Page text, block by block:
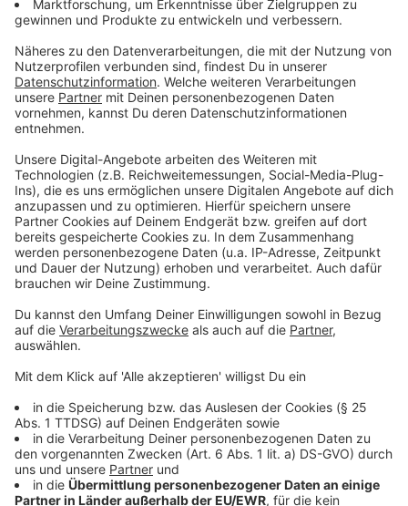
StädteRegion haben sich für Klimaschutz und
Braunkohle. Mit diesen Überzeugungen haben wir
demokratische Mehrheiten gewonnen und eine
Vielzahl von Erfolgen erzielen können.
Zu Demokratie und Rechtsstaat gehört aber auch, dass
die eigenen Ziele nicht immer zu 100 Prozent
durchgesetzt werden können. Urteile von Gerichten zu
akzeptieren und Kompromisse, so schmerzhaft sie
auch sein müssen, auszuhalten, bildet das Fundament
unserer Gesellschaft.
Mit dem um acht Jahre vorgezogenen Kohleausstieg
konnten wir die Transformation im Rheinischen Revier
nach jahrelangen Auseinandersetzungen endlich
einleiten. Dass dieser Kompromiss in der aktuellen
unter Lützerath bedeutet, ist fraglos schmerzhaft. Dies
hatte das OVG Münster schon im März 2022
letztinstanzlich entschieden.
Der aktuelle Protest gegen die Räumung und für mehr